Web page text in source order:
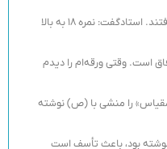
دانشجو بود و تنها 2 تا 3 نفر نمره 19 گرفتند. استادگفت: نمره 18 به بالا
است. وقتی ورقه‌ام را دیدم
را منشی با (ص) نوشته
بود، باعث تأسف است